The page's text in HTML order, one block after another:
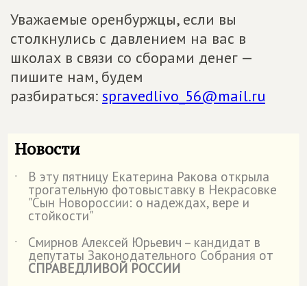
️Уважаемые оренбуржцы, если вы
столкнулись с давлением на вас в
школах в связи со сборами денег —
пишите нам, будем
разбираться: spravedlivo_56@mail.ru
Новости
˙ В эту пятницу Екатерина Ракова открыла
трогательную фотовыставку в Некрасовке
"Сын Новороссии: о надеждах, вере и
стойкости"
˙
Смирнов Алексей Юрьевич – кандидат в
депутаты Законодательного Собрания от
СПРАВЕДЛИВОЙ РОССИИ